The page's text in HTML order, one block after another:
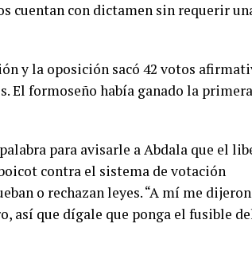
cuentan con dictamen sin requerir
y la oposición sacó 42 votos
El formoseño había ganado la primera
para avisarle a Abdala que el
contra el sistema de votación
o rechazan leyes. “A mí me
así que dígale que ponga el fusible